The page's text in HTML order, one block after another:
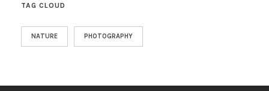
TAG CLOUD
NATURE PHOTOGRAPHY